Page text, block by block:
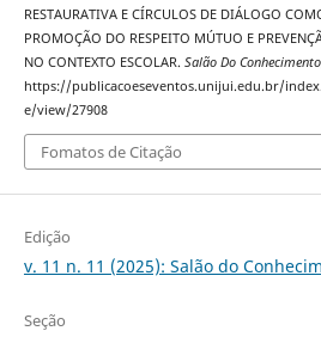
RESTAURATIVA E CÍRCULOS DE DIÁLOGO
PROMOÇÃO DO RESPEITO MÚTUO E
NO CONTEXTO ESCOLAR. Salão Do Conhecimento
https://publicacoeseventos.unijui.edu.br/
e/view/27908
Fomatos de Citação
Edição
v. 11 n. 11 (2025): Salão do
Seção